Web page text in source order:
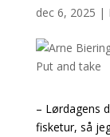
dec 6, 2025 |
– Lørdagens
fisketur, så